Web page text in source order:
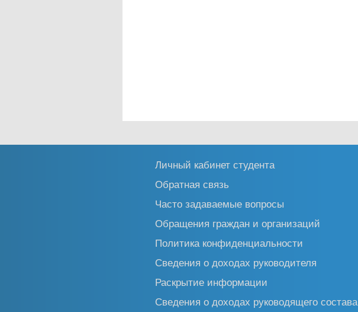
Личный кабинет студента
Обратная связь
Часто задаваемые вопросы
Обращения граждан и организаций
Политика конфиденциальности
Сведения о доходах руководителя
Раскрытие информации
Сведения о доходах руководящего состава